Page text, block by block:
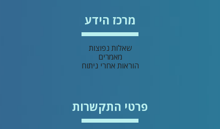
מרכז הידע
שאלות נפוצות
מאמרים
הוראות אחרי ניתוח
פרטי התקשרות